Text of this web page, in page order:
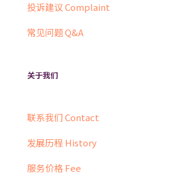
投诉建议 Complaint
常见问题 Q&A
关于我们
联系我们 Contact
发展历程 History
服务价格 Fee